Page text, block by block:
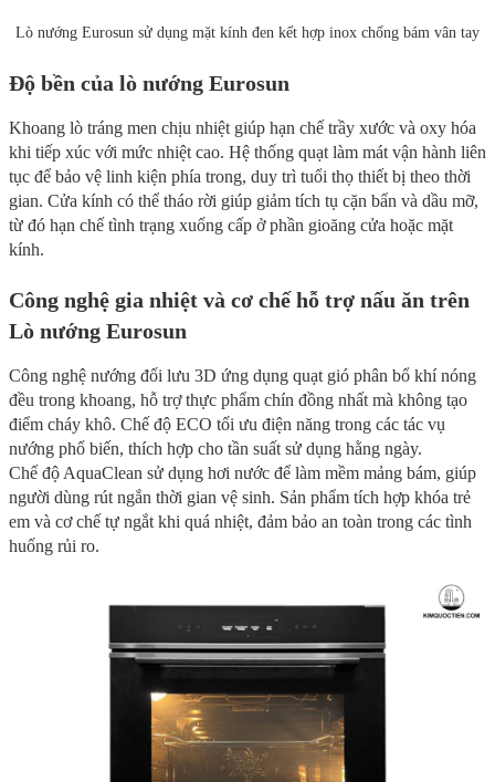
Lò nướng Eurosun sử dụng mặt kính đen kết hợp inox chống bám vân tay
Độ bền của lò nướng Eurosun
Khoang lò tráng men chịu nhiệt giúp hạn chế trầy xước và oxy hóa
khi tiếp xúc với mức nhiệt cao. Hệ thống quạt làm mát vận hành liên
tục để bảo vệ linh kiện phía trong, duy trì tuổi thọ thiết bị theo thời
gian. Cửa kính có thể tháo rời giúp giảm tích tụ cặn bẩn và dầu mỡ,
từ đó hạn chế tình trạng xuống cấp ở phần gioăng cửa hoặc mặt
kính.
Công nghệ gia nhiệt và cơ chế hỗ trợ nấu ăn trên
Lò nướng Eurosun
Công nghệ nướng đối lưu 3D ứng dụng quạt gió phân bổ khí nóng
đều trong khoang, hỗ trợ thực phẩm chín đồng nhất mà không tạo
điểm cháy khô. Chế độ ECO tối ưu điện năng trong các tác vụ
nướng phổ biến, thích hợp cho tần suất sử dụng hằng ngày.
Chế độ AquaClean sử dụng hơi nước để làm mềm mảng bám, giúp
người dùng rút ngắn thời gian vệ sinh. Sản phẩm tích hợp khóa trẻ
em và cơ chế tự ngắt khi quá nhiệt, đảm bảo an toàn trong các tình
huống rủi ro.